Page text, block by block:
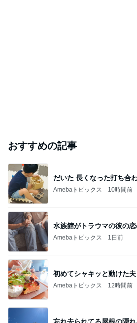
おすすめの記事
だいた 長くなった打ち合
Amebaトピックス 10時間前
水族館がトラウマの彼の
Amebaトピックス 1日前
初めてシャキッと動けた
Amebaトピックス 12時間前
忘れ去られてる屋根の隠